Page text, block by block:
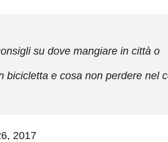
su dove mangiare in città o
bicicletta e cosa non perdere nel
2017